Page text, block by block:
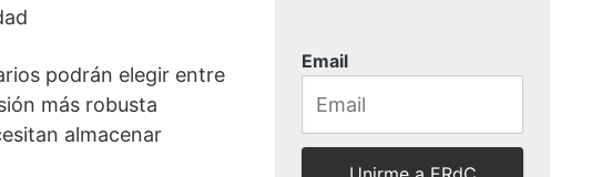
podrán elegir entre
más robusta
almacenar
Email